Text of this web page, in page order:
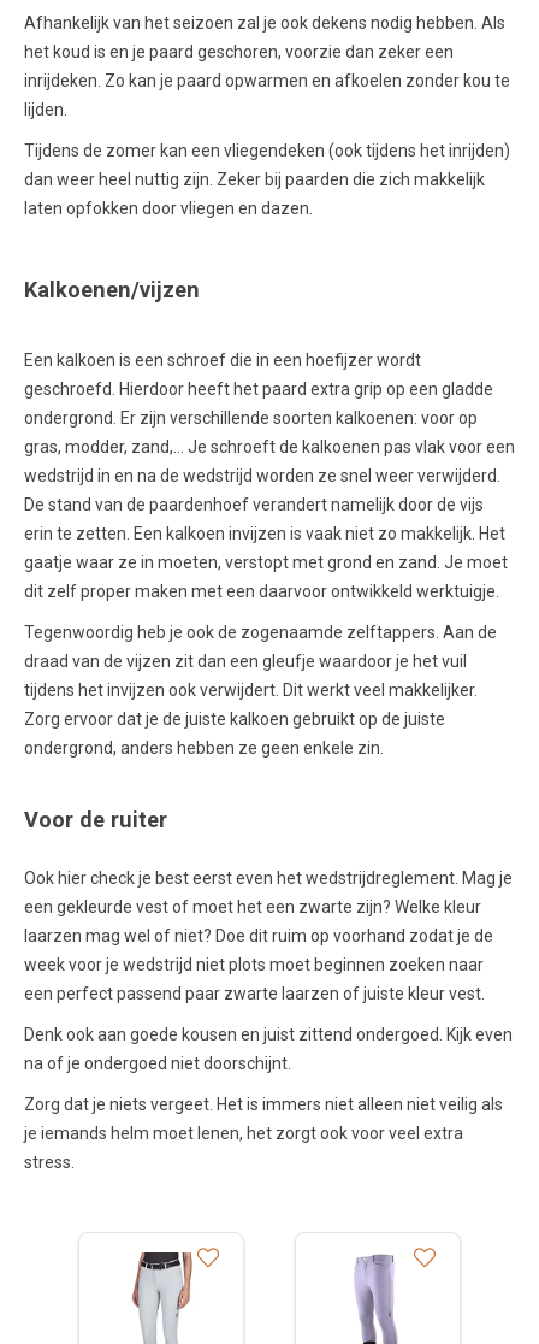
Afhankelijk van het seizoen zal je ook dekens nodig hebben. Als
het koud is en je paard geschoren, voorzie dan zeker een
inrijdeken. Zo kan je paard opwarmen en afkoelen zonder kou te
lijden.
Tijdens de zomer kan een vliegendeken (ook tijdens het inrijden)
dan weer heel nuttig zijn. Zeker bij paarden die zich makkelijk
laten opfokken door vliegen en dazen.
Kalkoenen/vijzen
Een kalkoen is een schroef die in een hoefijzer wordt
geschroefd. Hierdoor heeft het paard extra grip op een gladde
ondergrond. Er zijn verschillende soorten kalkoenen: voor op
gras, modder, zand,… Je schroeft de kalkoenen pas vlak voor een
wedstrijd in en na de wedstrijd worden ze snel weer verwijderd.
De stand van de paardenhoef verandert namelijk door de vijs
erin te zetten. Een kalkoen invijzen is vaak niet zo makkelijk. Het
gaatje waar ze in moeten, verstopt met grond en zand. Je moet
dit zelf proper maken met een daarvoor ontwikkeld werktuigje.
Tegenwoordig heb je ook de zogenaamde zelftappers. Aan de
draad van de vijzen zit dan een gleufje waardoor je het vuil
tijdens het invijzen ook verwijdert. Dit werkt veel makkelijker.
Zorg ervoor dat je de juiste kalkoen gebruikt op de juiste
ondergrond, anders hebben ze geen enkele zin.
Voor de ruiter
Ook hier check je best eerst even het wedstrijdreglement. Mag je
een gekleurde vest of moet het een zwarte zijn? Welke kleur
laarzen mag wel of niet? Doe dit ruim op voorhand zodat je de
week voor je wedstrijd niet plots moet beginnen zoeken naar
een perfect passend paar zwarte laarzen of juiste kleur vest.
Denk ook aan goede kousen en juist zittend ondergoed. Kijk even
na of je ondergoed niet doorschijnt.
Zorg dat je niets vergeet. Het is immers niet alleen niet veilig als
je iemands helm moet lenen, het zorgt ook voor veel extra
stress.